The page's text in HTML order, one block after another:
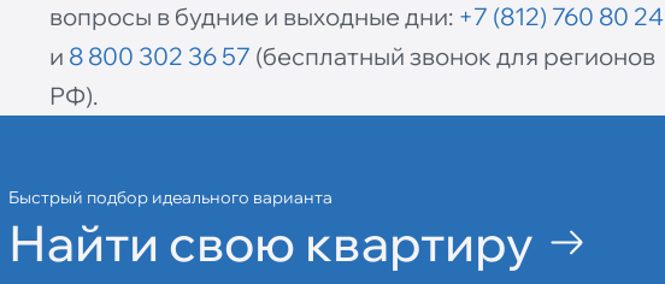
вопросы в будние и выходные дни: +7 (812) 760 80 24
и 8 800 302 36 57 (бесплатный звонок для регионов
РФ).
Быстрый подбор идеального варианта
Найти свою квартиру